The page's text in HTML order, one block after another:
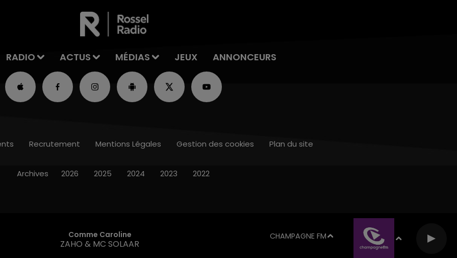
RADIO ACTUS MÉDIAS JEUX ANNONCEURS
Comme Caroline
ZAHO & MC SOLAAR
CHAMPAGNE FM
Recrutement Mentions Légales Gestion des cookies Plan du site
Archives 2026 2025 2024 2023 2022